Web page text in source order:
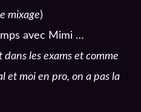
mixage)
avec Mimi …
les exams et comme
et moi en pro, on a pas la